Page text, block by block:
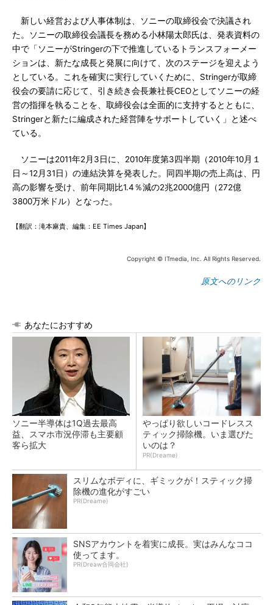
新しい経営および人事体制は、ソニーの取締役会で決議され
た。ソニーの取締役会議長を務める小林陽太郎氏は、発表資料の
中で「ソニーがStringerの下で推進しているトランスフォーメー
ションは、新たな成長と発展に向けて、次のステージを迎えよう
としている。これを確実に実行していくために、Stringerが取締
役会の要請に応じて、引き続き会長兼社長CEOとしてソニーの経
営の指揮を執ることを、取締役会は全面的に支持するとともに、
Stringerと新たに編成された経営陣をサポートしていく」と述べ
ている。
ソニーは2011年2月3日に、2010年度第3四半期（2010年10月１
日～12月31日）の連結決算を発表した。同四半期の売上高は、円
高の影響を受け、前年同期比1.4％減の2兆2000億円（272億
3800万米ドル）となった。
【翻訳：滝本麻貴、編集：EE Times Japan】
Copyright © ITmedia, Inc. All Rights Reserved.
原文へのリンク
あなたにおすすめ
ソニー半導体は1Q過去最高
益、スマホ市況停滞も主要顧
客ら拡大
やっぱり欲しいコードレスス
ティック掃除機。いま選びた
いのは？
PR(Dreame)
スリムなボディに、ギミックが！スティック掃
除機の進化がすごい
PR(Dreame)
SNSアカウントを着実に成長。実はみんなココ
使ってます。
PR(Dreaw合同会社)